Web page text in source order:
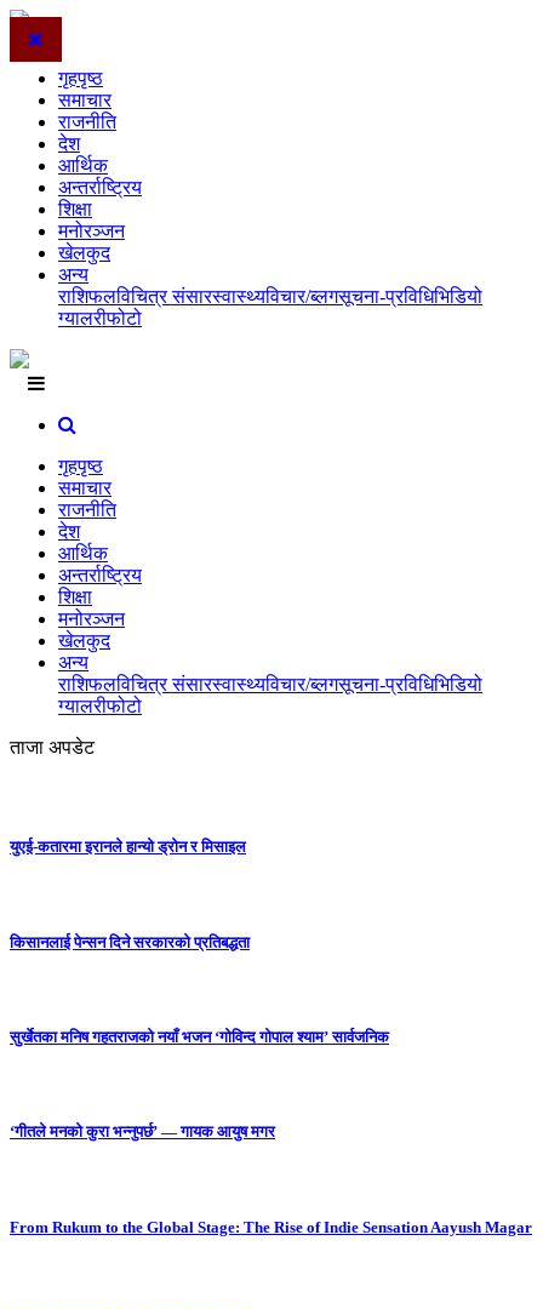
गृहपृष्ठ
समाचार
राजनीति
देश
आर्थिक
अन्तर्राष्ट्रिय
शिक्षा
मनोरञ्जन
खेलकुद
अन्य
राशिफलविचित्र संसारस्वास्थ्यविचार/ब्लगसूचना-प्रविधिभिडियो
ग्यालरीफोटो
गृहपृष्ठ
समाचार
राजनीति
देश
आर्थिक
अन्तर्राष्ट्रिय
शिक्षा
मनोरञ्जन
खेलकुद
अन्य
राशिफलविचित्र संसारस्वास्थ्यविचार/ब्लगसूचना-प्रविधिभिडियो
ग्यालरीफोटो
ताजा अपडेट
युएई-कतारमा इरानले हान्यो ड्रोन र मिसाइल
किसानलाई पेन्सन दिने सरकारको प्रतिबद्धता
सुर्खेतका मनिष गहतराजको नयाँ भजन ‘गोविन्द गोपाल श्याम’ सार्वजनिक
‘गीतले मनको कुरा भन्नुपर्छ’ — गायक आयुष मगर
From Rukum to the Global Stage: The Rise of Indie Sensation Aayush Magar